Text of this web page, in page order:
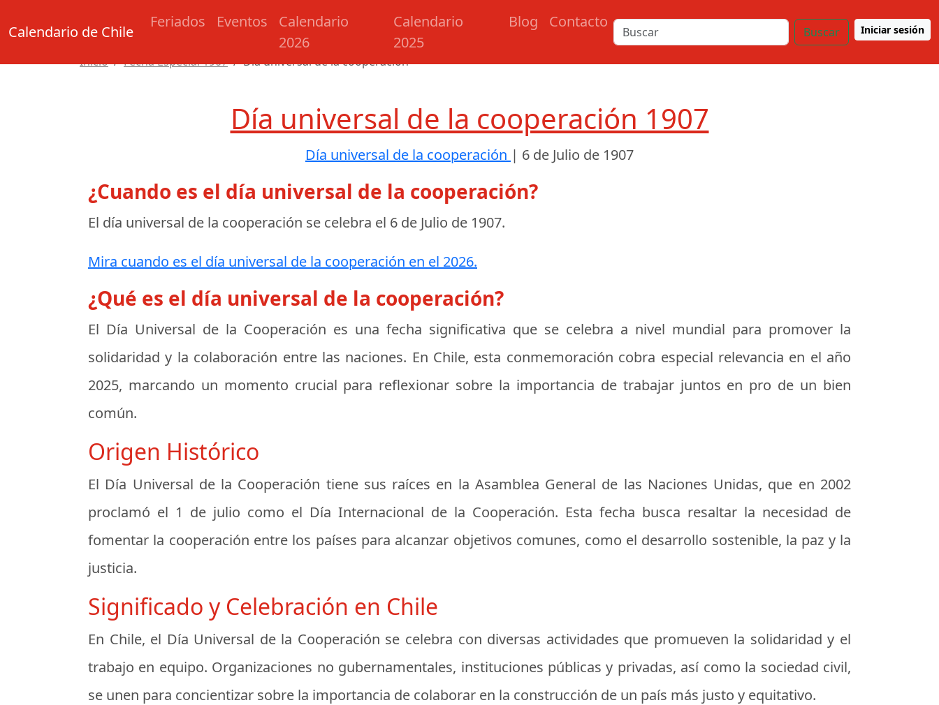
Calendario de Chile
Feriados Eventos
Calendario
2026
Calendario
2025
Blog Contacto
Buscar Iniciar sesión
Inicio Fecha Especial 1907 Día universal de la cooperación
Día universal de la cooperación 1907
Día universal de la cooperación | 6 de Julio de 1907
¿Cuando es el día universal de la cooperación?
El día universal de la cooperación se celebra el 6 de Julio de 1907.
Mira cuando es el día universal de la cooperación en el 2026.
¿Qué es el día universal de la cooperación?
El Día Universal de la Cooperación es una fecha significativa que se celebra a nivel mundial para promover la
solidaridad y la colaboración entre las naciones. En Chile, esta conmemoración cobra especial relevancia en el año
2025, marcando un momento crucial para reflexionar sobre la importancia de trabajar juntos en pro de un bien
común.
Origen Histórico
El Día Universal de la Cooperación tiene sus raíces en la Asamblea General de las Naciones Unidas, que en 2002
proclamó el 1 de julio como el Día Internacional de la Cooperación. Esta fecha busca resaltar la necesidad de
fomentar la cooperación entre los países para alcanzar objetivos comunes, como el desarrollo sostenible, la paz y la
justicia.
Significado y Celebración en Chile
En Chile, el Día Universal de la Cooperación se celebra con diversas actividades que promueven la solidaridad y el
trabajo en equipo. Organizaciones no gubernamentales, instituciones públicas y privadas, así como la sociedad civil,
se unen para concientizar sobre la importancia de colaborar en la construcción de un país más justo y equitativo.